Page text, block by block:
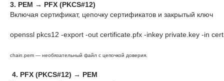
3. PEM → PFX (PKCS#12)
Включая сертификат, цепочку сертификатов и закрытый ключ
chain.pem — необязательный файл с цепочкой доверия.
4. PFX (PKCS#12) → PEM